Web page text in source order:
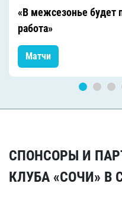
«В межсезонье будет
работа»
Матчи
СПОНСОРЫ И
КЛУБА «СОЧИ» В